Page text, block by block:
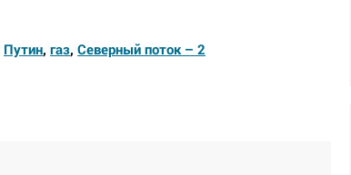
Путин, газ, Северный поток – 2